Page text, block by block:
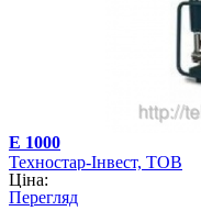
Е 1000
Техностар-Інвест, ТОВ
Ціна:
Перегляд